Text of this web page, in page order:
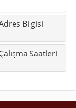
Bilgisi
Saatleri